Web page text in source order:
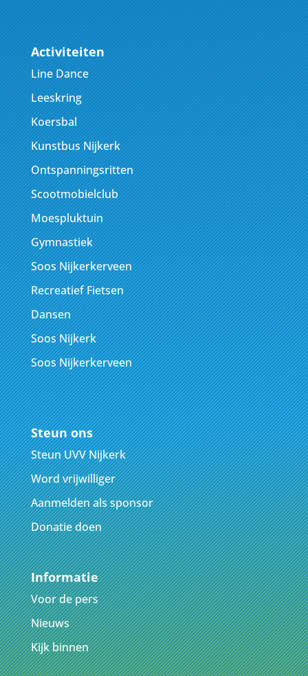
Activiteiten
Line Dance
Leeskring
Koersbal
Kunstbus Nijkerk
Ontspanningsritten
Scootmobielclub
Moespluktuin
Gymnastiek
Soos Nijkerkerveen
Recreatief Fietsen
Dansen
Soos Nijkerk
Soos Nijkerkerveen
Steun ons
Steun UVV Nijkerk
Word vrijwilliger
Aanmelden als sponsor
Donatie doen
Informatie
Voor de pers
Nieuws
Kijk binnen